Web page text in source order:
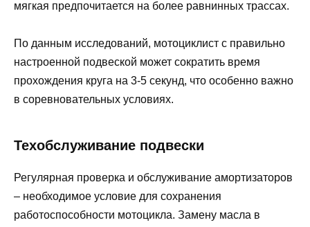
мягкая предпочитается на более равнинных трассах.
По данным исследований, мотоциклист с правильно
настроенной подвеской может сократить время
прохождения круга на 3-5 секунд, что особенно важно
в соревновательных условиях.
Техобслуживание подвески
Регулярная проверка и обслуживание амортизаторов
– необходимое условие для сохранения
работоспособности мотоцикла. Замену масла в